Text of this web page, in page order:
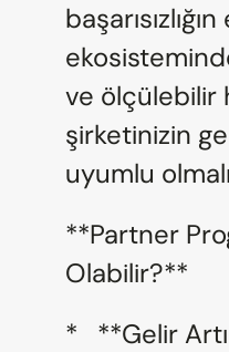
ve ölçülebilir
şirketinizin
uyumlu
**Partner
Olabilir?**
*   **Gelir